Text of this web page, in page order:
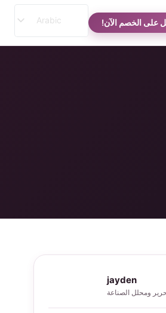
على الخصم الآن!
Arabic
English
jayden
ومحلل الصناعة